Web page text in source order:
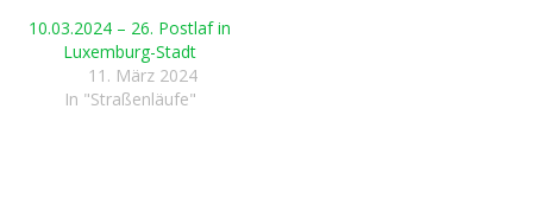
10.03.2024 – 26. Postlaf in
Luxemburg-Stadt
11. März 2024
In "Straßenläufe"